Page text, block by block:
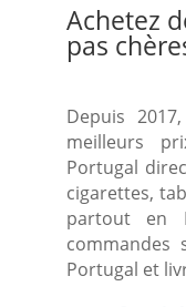
Achetez
pas
Depuis
meilleurs
Portugal
cigarettes,
partout en
commandes
Portugal et